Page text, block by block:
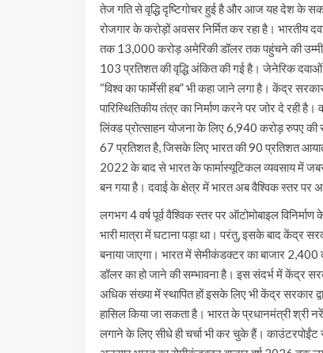
तेज गति से वृद्धि दृष्टिगोचर हुई है और आज यह देश के
रोजगार के करोड़ों अवसर निर्मित कर रहा है।
तक 13,000 करोड़ अमेरिकी डॉलर तक पहुंचने की
103 प्रतिशत की वृद्धि अंकित की गई है। जेनेरिक दवाओं
“विश्व का फार्मेसी हब” भी कहा जाने लगा है। केंद्र
पारिस्थितिकीय तंत्र का निर्माण करने पर जोर दे रही
लिंक्ड प्रोत्साहन योजना के लिए 6,940 करोड़ रुपए की
67 प्रतिशत है, जिसके लिए भारत की 90 प्रतिशत आयात
2022 के बाद से भारत के फार्मास्यूटिकल व्यवसाय में
बन गया है। दवाई के क्षेत्र में भारत अब वैश्विक स्तर पर
लगभग 4 वर्ष पूर्व वैश्विक स्तर पर ऑटोमोबाइल
भारी मात्रा में घटाना पड़ा था। परंतु, इसके बाद केंद्र
बनाया जाएगा। भारत में सेमीकंडक्टर का बाजार
डॉलर का हो जाने की सम्भावना है। इस संदर्भ में केंद्र
अधिक संख्या में स्थापित हों इसके लिए भी केंद्र सरकार
हासिल किया जा सकता है। भारत के प्रधानमंत्री श्री
लगाने के लिए सीधे ही चर्चा भी कर चुके हैं।